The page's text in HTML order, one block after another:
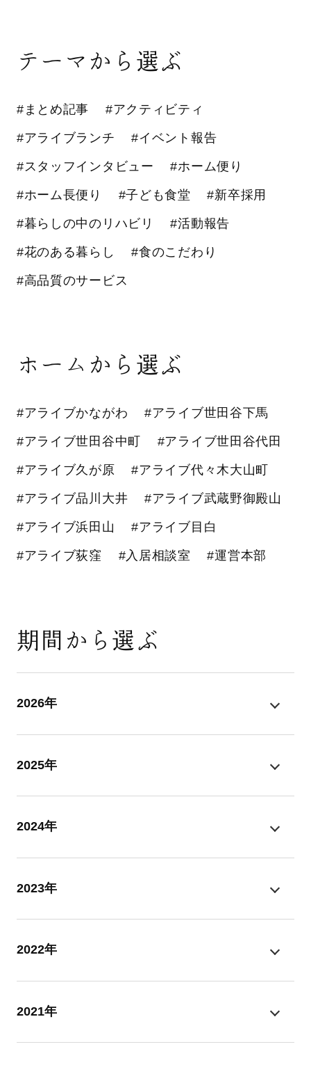
テーマから選ぶ
#まとめ記事 #アクティビティ
#アライブランチ #イベント報告
#スタッフインタビュー #ホーム便り
#ホーム長便り #子ども食堂 #新卒採用
#暮らしの中のリハビリ #活動報告
#花のある暮らし #食のこだわり
#高品質のサービス
ホームから選ぶ
#アライブかながわ #アライブ世田谷下馬
#アライブ世田谷中町 #アライブ世田谷代田
#アライブ久が原 #アライブ代々木大山町
#アライブ品川大井 #アライブ武蔵野御殿山
#アライブ浜田山 #アライブ目白
#アライブ荻窪 #入居相談室 #運営本部
期間から選ぶ
2026年
2025年
2024年
2023年
2022年
2021年